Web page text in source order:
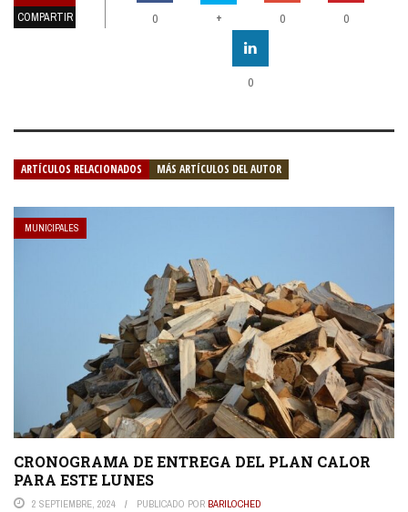
COMPARTIR 0 + 0 0
0
ARTÍCULOS RELACIONADOS MÁS ARTÍCULOS DEL AUTOR
MUNICIPALES
CRONOGRAMA DE ENTREGA DEL PLAN CALOR
PARA ESTE LUNES
2 SEPTIEMBRE, 2024 PUBLICADO POR BARILOCHED